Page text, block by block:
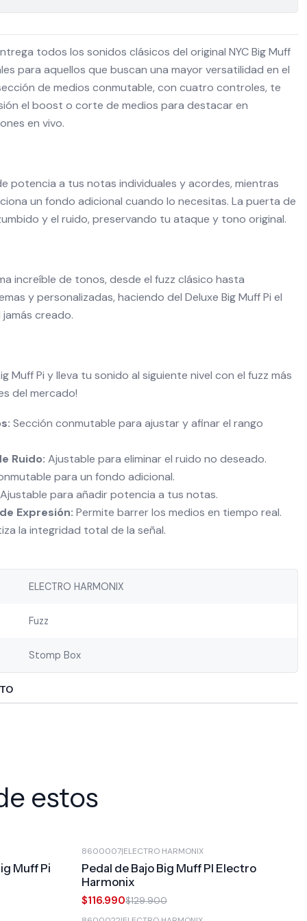
todos los sonidos clásicos del original NYC Big Muff
para aquellos que buscan una mayor versatilidad en el
de medios conmutable, con cuatro controles, te
el boost o corte de medios para destacar en
en vivo.
potencia a tus notas individuales y acordes, mientras
un fondo adicional cuando lo necesitas. La puerta de
y el ruido, preservando tu ataque y tono original.
increíble de tonos, desde el fuzz clásico hasta
y personalizadas, haciendo del Deluxe Big Muff Pi el
creado.
Muff Pi y lleva tu sonido al siguiente nivel con el fuzz más
del mercado!
Sección conmutable para ajustar y afinar el rango
Ruido: Ajustable para eliminar el ruido no deseado.
para un fondo adicional.
para añadir potencia a tus notas.
Expresión: Permite barrer los medios en tiempo real.
la integridad total de la señal.
ELECTRO HARMONIX
Fuzz
Stomp Box
estos
Muff Pi
8600007|ELECTRO HARMONIX
Pedal de Bajo Big Muff PI Electro
Harmonix
$116.990$129.900